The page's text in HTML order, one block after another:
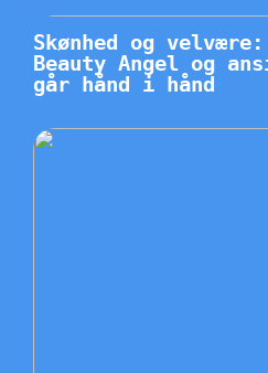
Skønhed og velvære:
Beauty Angel og
går hånd i hånd